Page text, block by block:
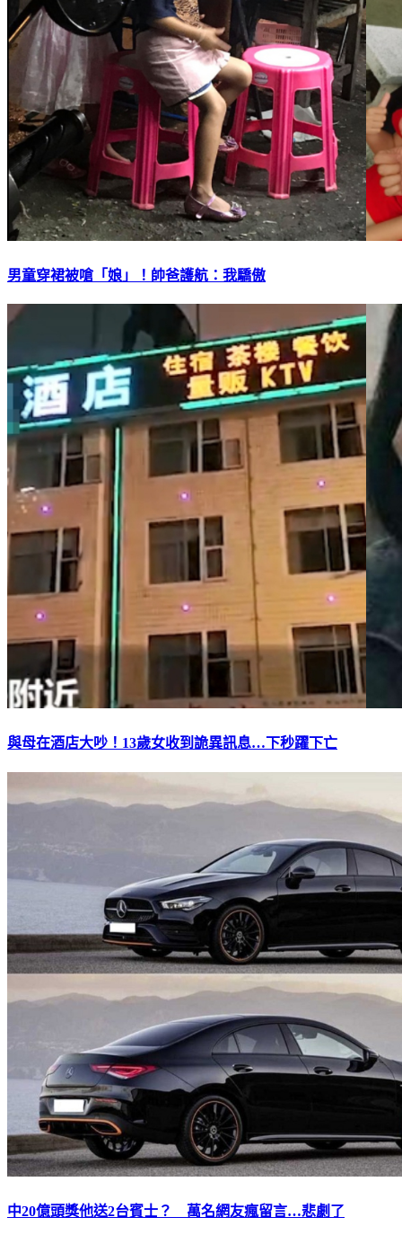
男童穿裙被嗆「娘」！帥爸護航：我驕傲
與母在酒店大吵！13歲女收到詭異訊息…下秒躍下亡
中20億頭獎他送2台賓士？ 萬名網友瘋留言…悲劇了